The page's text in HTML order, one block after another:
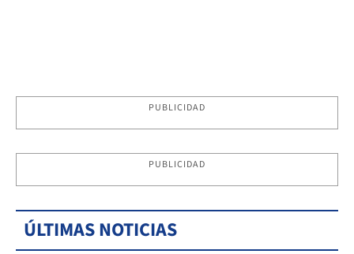
PUBLICIDAD
PUBLICIDAD
ÚLTIMAS NOTICIAS